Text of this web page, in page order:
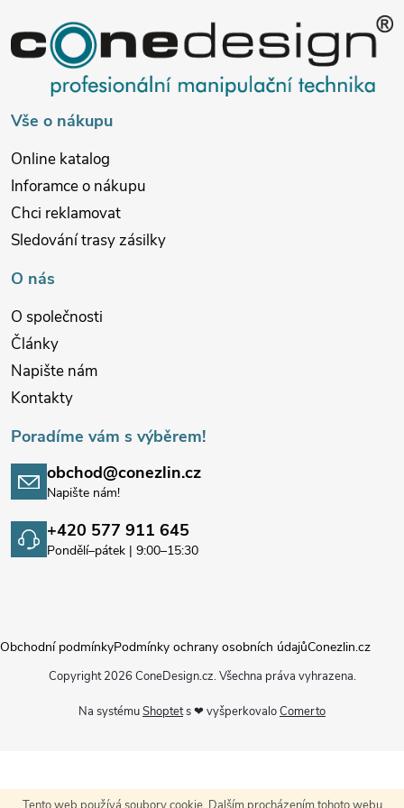
r
v
y
v
ý
p
i
s
u
a
Vše o nákupu
Online katalog
Inforamce o nákupu
Chci reklamovat
Sledování trasy zásilky
O nás
O společnosti
Články
Napište nám
Kontakty
Poradíme vám s výběrem!
obchod@conezlin.cz
Napište nám!
+420 577 911 645
Pondělí–pátek | 9:00–15:30
Na systémuShoptets ❤ vyšperkovaloComerto
Obchodní podmínkyPodmínky ochrany osobních údajůConezlin.cz
Copyright 2026 ConeDesign.cz. Všechna práva vyhrazena.